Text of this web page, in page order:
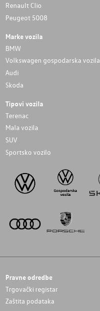
Renault Clio
Peugeot 5008
Marke vozila
BMW
Volkswagen gospodarska vozila
Audi
Skoda
Tipovi vozila
Terenac
Mala vozila
SUV
Sportsko vozilo
Pravne odredbe
Trgovački registar
Zaštita podataka